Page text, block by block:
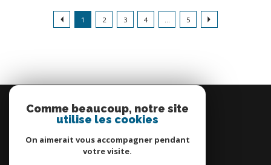
1 2 3 4 5
connecter
espace propriétaire
Comme beaucoup, notre site
utilise les cookies
On aimerait vous accompagner pendant
votre visite.